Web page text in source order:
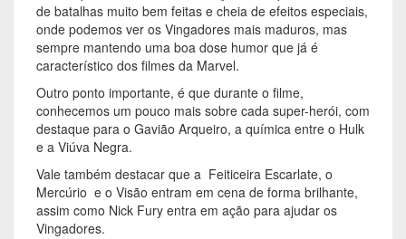
de batalhas muito bem feitas e cheia de efeitos especiais,
onde podemos ver os Vingadores mais maduros, mas
sempre mantendo uma boa dose humor que já é
característico dos filmes da Marvel.
Outro ponto importante, é que durante o filme,
conhecemos um pouco mais sobre cada super-herói, com
destaque para o Gavião Arqueiro, a química entre o Hulk
e a Viúva Negra.
Vale também destacar que a Feiticeira Escarlate, o
Mercúrio e o Visão entram em cena de forma brilhante,
assim como Nick Fury entra em ação para ajudar os
Vingadores.